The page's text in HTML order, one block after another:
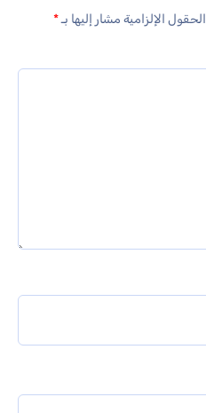
الحقول الإلزامية مشار إليها بـ*